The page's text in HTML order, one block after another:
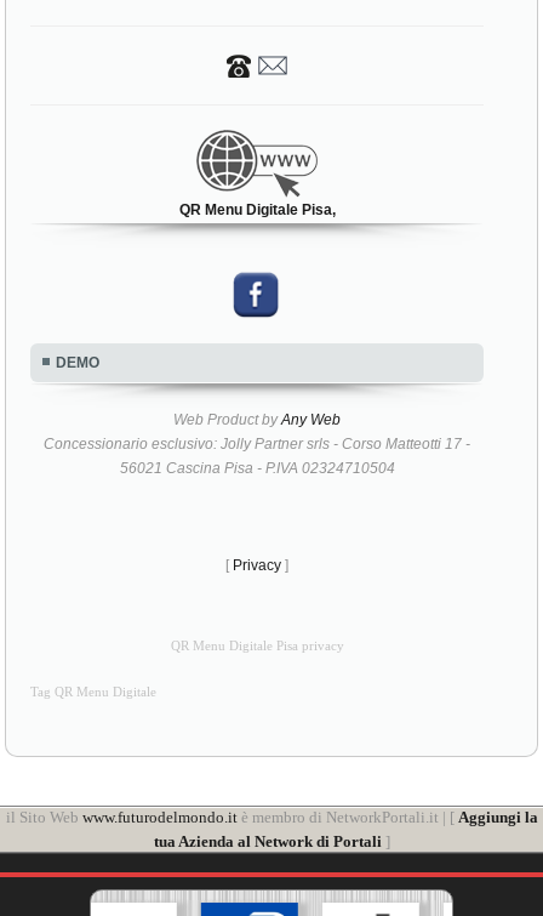
QR Menu Digitale Pisa,
DEMO
Web Product byAny Web
Concessionario esclusivo: Jolly Partner srls - Corso Matteotti 17 -
56021 Cascina Pisa - P.IVA 02324710504
[ Privacy ]
QR Menu Digitale Pisa privacy
Tag QR Menu Digitale
il Sito Web www.futurodelmondo.itè membro di NetworkPortali.it | [ Aggiungi la
tua Azienda al Network di Portali]